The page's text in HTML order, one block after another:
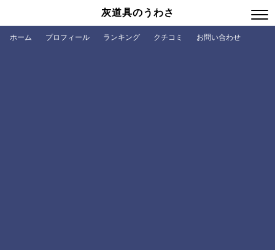
灰道具のうわさ
ホーム プロフィール ランキング クチコミ お問い合わせ